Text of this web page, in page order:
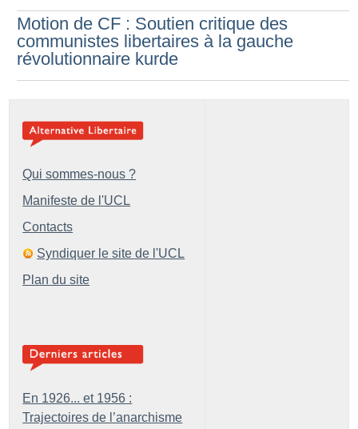
Motion de CF : Soutien critique des
communistes libertaires à la gauche
révolutionnaire kurde
Qui sommes-nous ?
Manifeste de l'UCL
Contacts
Syndiquer le site de l'UCL
Plan du site
En 1926... et 1956 :
Trajectoires de l’anarchisme